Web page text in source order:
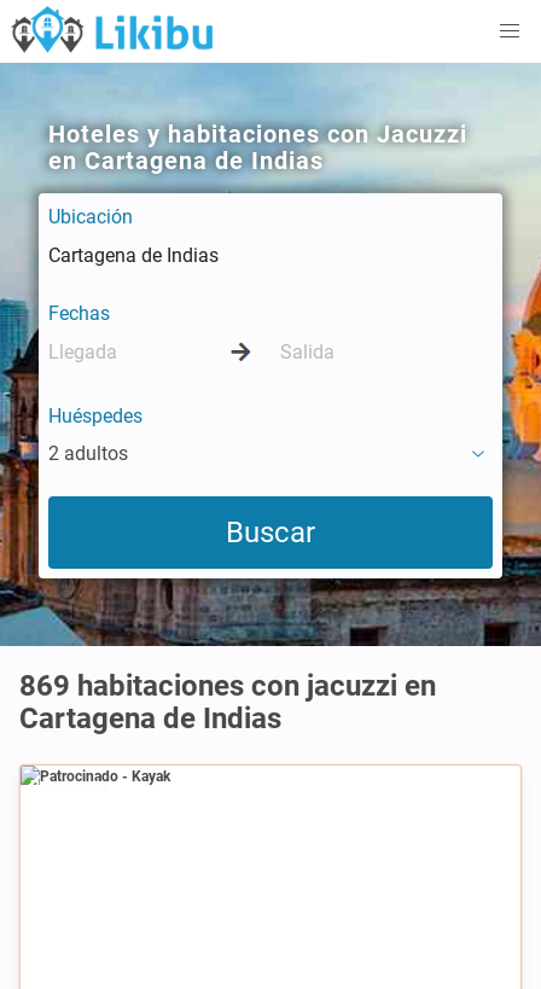
Hoteles y habitaciones con Jacuzzi
en Cartagena de Indias
Ubicación
Fechas
Huéspedes
2 adultos
869 habitaciones con jacuzzi en
Cartagena de Indias
Patrocinado